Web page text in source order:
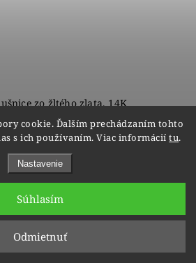
cookie. Ďalším prechádzaním tohto
s ich používaním. Viac informáciítu.
Nastavenie
Odmietnuť
Súhlasím
zo žltého zlata, 14K
1
6
Hore